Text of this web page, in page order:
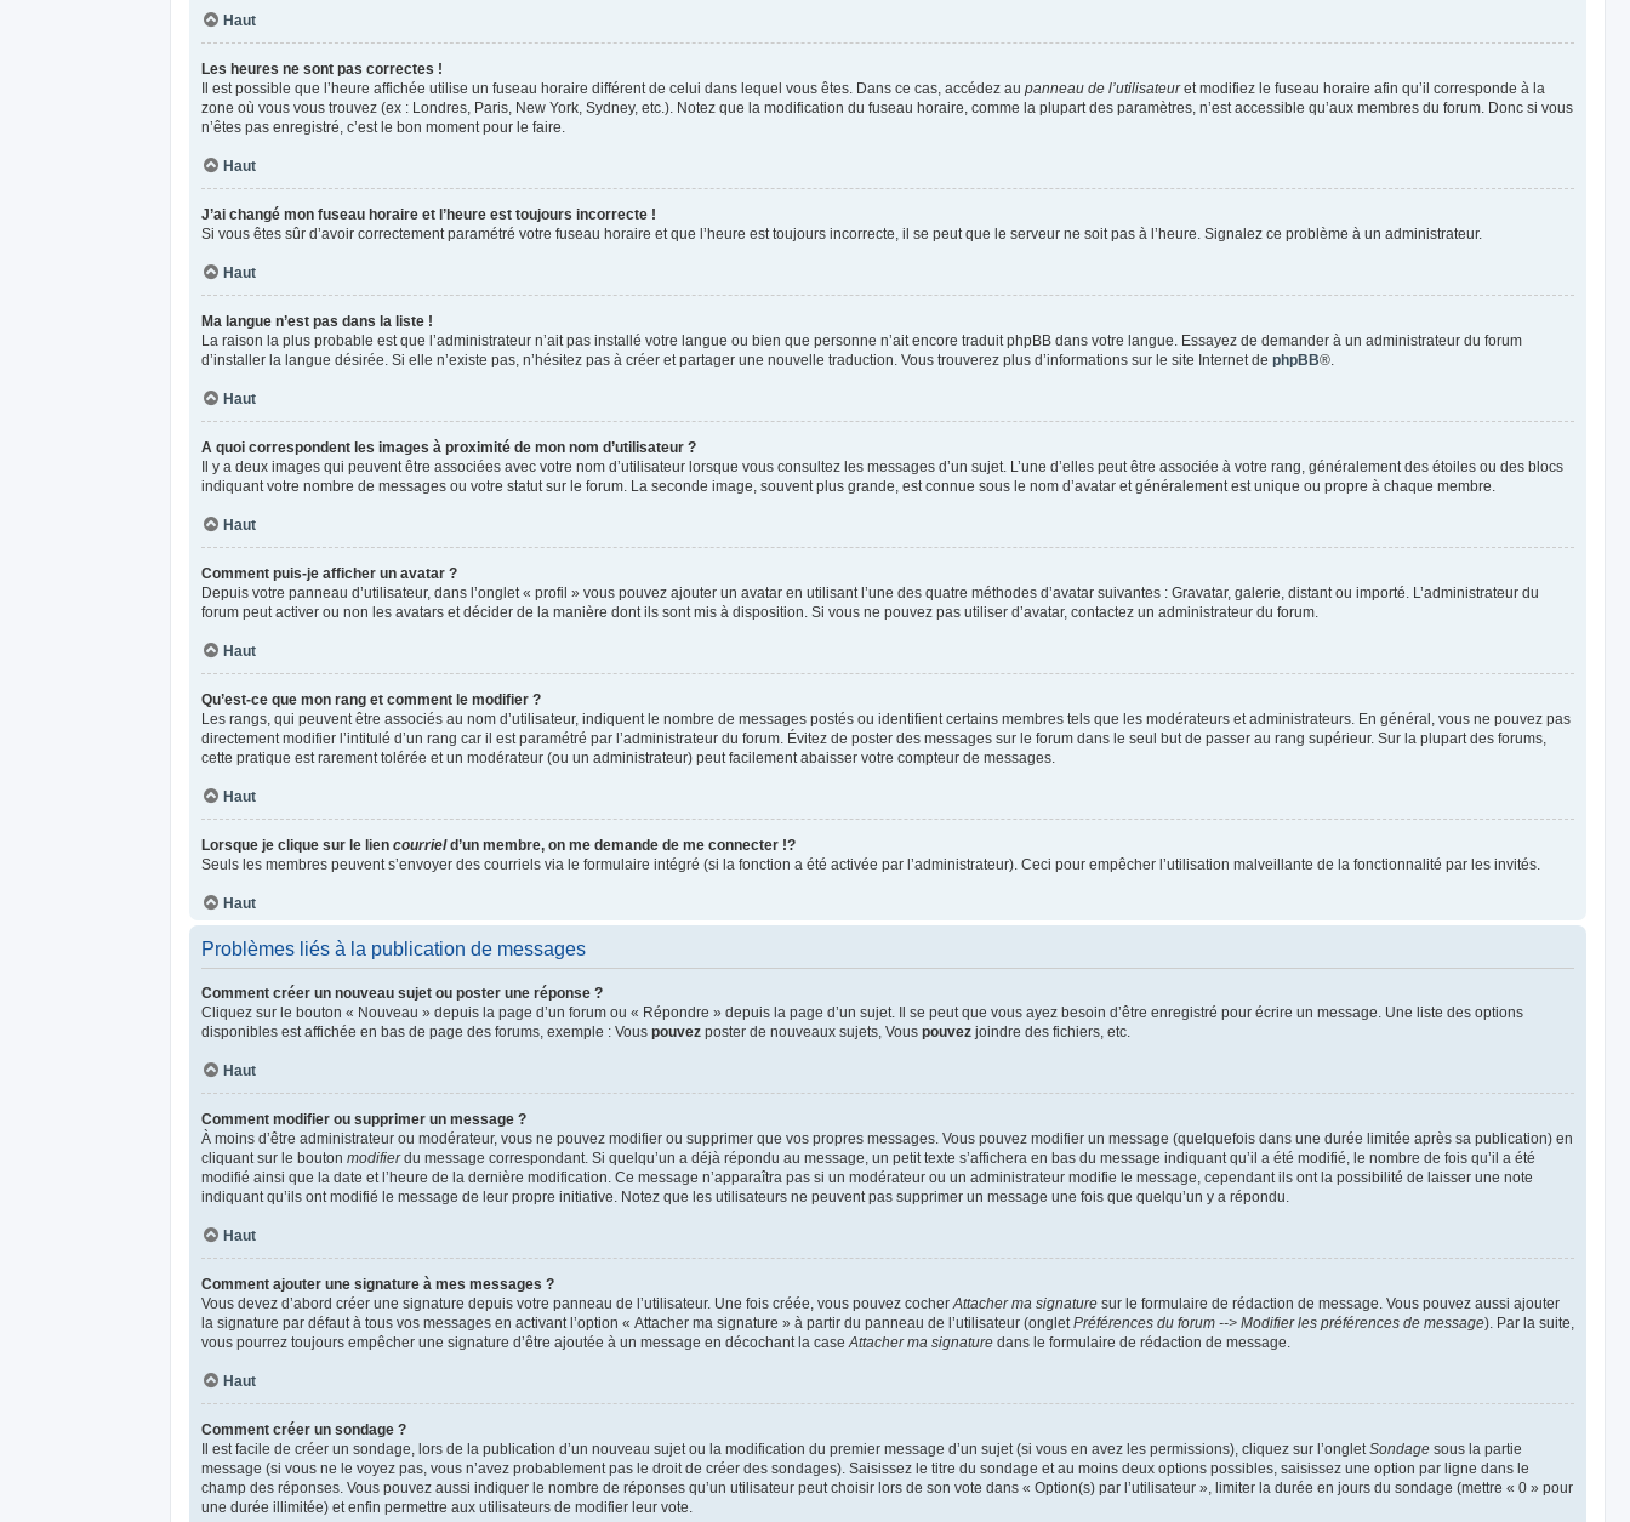
Haut
Les heures ne sont pas correctes !
Il est possible que l’heure affichée utilise un fuseau horaire différent de celui dans lequel vous êtes. Dans ce cas, accédez au panneau de l’utilisateuret modifiez le fuseau horaire afin qu’il corresponde à la
zone où vous vous trouvez (ex : Londres, Paris, New York, Sydney, etc.). Notez que la modification du fuseau horaire, comme la plupart des paramètres, n’est accessible qu’aux membres du forum. Donc si vous
n’êtes pas enregistré, c’est le bon moment pour le faire.
Haut
J’ai changé mon fuseau horaire et l’heure est toujours incorrecte !
Si vous êtes sûr d’avoir correctement paramétré votre fuseau horaire et que l’heure est toujours incorrecte, il se peut que le serveur ne soit pas à l’heure. Signalez ce problème à un administrateur.
Haut
Ma langue n’est pas dans la liste !
La raison la plus probable est que l’administrateur n’ait pas installé votre langue ou bien que personne n’ait encore traduit phpBB dans votre langue. Essayez de demander à un administrateur du forum
d’installer la langue désirée. Si elle n’existe pas, n’hésitez pas à créer et partager une nouvelle traduction. Vous trouverez plus d’informations sur le site Internet de phpBB®.
Haut
A quoi correspondent les images à proximité de mon nom d’utilisateur ?
Il y a deux images qui peuvent être associées avec votre nom d’utilisateur lorsque vous consultez les messages d’un sujet. L’une d’elles peut être associée à votre rang, généralement des étoiles ou des blocs
indiquant votre nombre de messages ou votre statut sur le forum. La seconde image, souvent plus grande, est connue sous le nom d’avatar et généralement est unique ou propre à chaque membre.
Haut
Comment puis-je afficher un avatar ?
Depuis votre panneau d’utilisateur, dans l’onglet « profil » vous pouvez ajouter un avatar en utilisant l’une des quatre méthodes d’avatar suivantes : Gravatar, galerie, distant ou importé. L’administrateur du
forum peut activer ou non les avatars et décider de la manière dont ils sont mis à disposition. Si vous ne pouvez pas utiliser d’avatar, contactez un administrateur du forum.
Haut
Qu’est-ce que mon rang et comment le modifier ?
Les rangs, qui peuvent être associés au nom d’utilisateur, indiquent le nombre de messages postés ou identifient certains membres tels que les modérateurs et administrateurs. En général, vous ne pouvez pas
directement modifier l’intitulé d’un rang car il est paramétré par l’administrateur du forum. Évitez de poster des messages sur le forum dans le seul but de passer au rang supérieur. Sur la plupart des forums,
cette pratique est rarement tolérée et un modérateur (ou un administrateur) peut facilement abaisser votre compteur de messages.
Haut
Lorsque je clique sur le lien courrield’un membre, on me demande de me connecter !?
Seuls les membres peuvent s’envoyer des courriels via le formulaire intégré (si la fonction a été activée par l’administrateur). Ceci pour empêcher l’utilisation malveillante de la fonctionnalité par les invités.
Haut
Problèmes liés à la publication de messages
Comment créer un nouveau sujet ou poster une réponse ?
Cliquez sur le bouton « Nouveau » depuis la page d’un forum ou « Répondre » depuis la page d’un sujet. Il se peut que vous ayez besoin d’être enregistré pour écrire un message. Une liste des options
disponibles est affichée en bas de page des forums, exemple : Vous pouvez poster de nouveaux sujets, Vous pouvez joindre des fichiers, etc.
Haut
Comment modifier ou supprimer un message ?
À moins d’être administrateur ou modérateur, vous ne pouvez modifier ou supprimer que vos propres messages. Vous pouvez modifier un message (quelquefois dans une durée limitée après sa publication) en
cliquant sur le bouton modifierdu message correspondant. Si quelqu’un a déjà répondu au message, un petit texte s’affichera en bas du message indiquant qu’il a été modifié, le nombre de fois qu’il a été
modifié ainsi que la date et l’heure de la dernière modification. Ce message n’apparaîtra pas si un modérateur ou un administrateur modifie le message, cependant ils ont la possibilité de laisser une note
indiquant qu’ils ont modifié le message de leur propre initiative. Notez que les utilisateurs ne peuvent pas supprimer un message une fois que quelqu’un y a répondu.
Haut
Comment ajouter une signature à mes messages ?
Vous devez d’abord créer une signature depuis votre panneau de l’utilisateur. Une fois créée, vous pouvez cocher Attacher ma signature sur le formulaire de rédaction de message. Vous pouvez aussi ajouter
la signature par défaut à tous vos messages en activant l’option « Attacher ma signature » à partir du panneau de l’utilisateur (onglet Préférences du forum --> Modifier les préférences de message). Par la suite,
vous pourrez toujours empêcher une signature d’être ajoutée à un message en décochant la case Attacher ma signature dans le formulaire de rédaction de message.
Haut
Comment créer un sondage ?
Il est facile de créer un sondage, lors de la publication d’un nouveau sujet ou la modification du premier message d’un sujet (si vous en avez les permissions), cliquez sur l’onglet Sondage sous la partie
message (si vous ne le voyez pas, vous n’avez probablement pas le droit de créer des sondages). Saisissez le titre du sondage et au moins deux options possibles, saisissez une option par ligne dans le
champ des réponses. Vous pouvez aussi indiquer le nombre de réponses qu’un utilisateur peut choisir lors de son vote dans « Option(s) par l’utilisateur », limiter la durée en jours du sondage (mettre « 0 » pour
une durée illimitée) et enfin permettre aux utilisateurs de modifier leur vote.